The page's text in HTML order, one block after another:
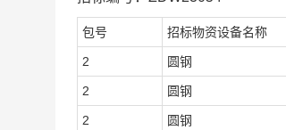
包号 招标物资设备名称
2 圆钢
2 圆钢
2 圆钢